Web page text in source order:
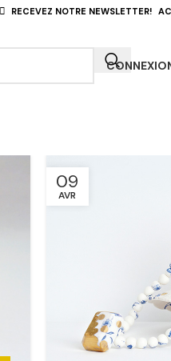
RECEVEZ NOTRE NEWSLETTER!
09
AVR